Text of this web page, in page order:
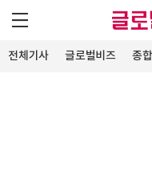
전체기사 글로벌비즈 종합